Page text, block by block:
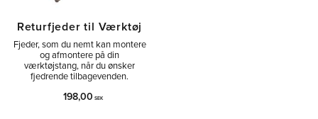
Returfjeder til Værktøj
Fjeder, som du nemt kan montere
og afmontere på din
værktøjstang, når du ønsker
fjedrende tilbagevenden.
198,00 SEK